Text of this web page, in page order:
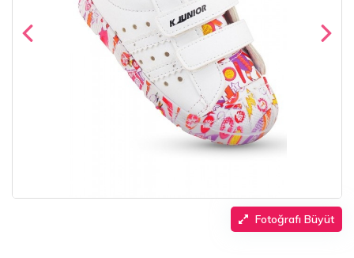
Fotoğrafı Büyüt